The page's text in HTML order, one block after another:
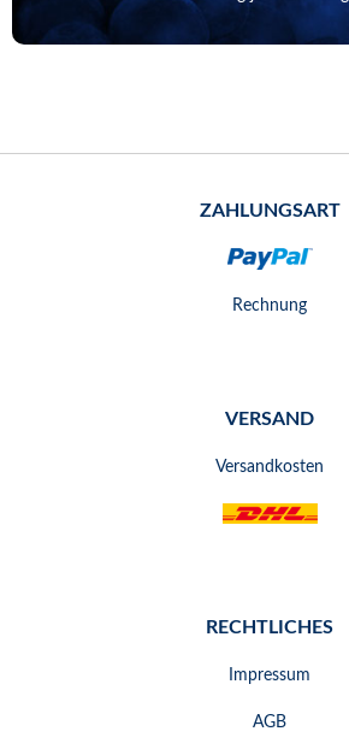
ZAHLUNGSART
Rechnung
VERSAND
Versandkosten
RECHTLICHES
Impressum
AGB